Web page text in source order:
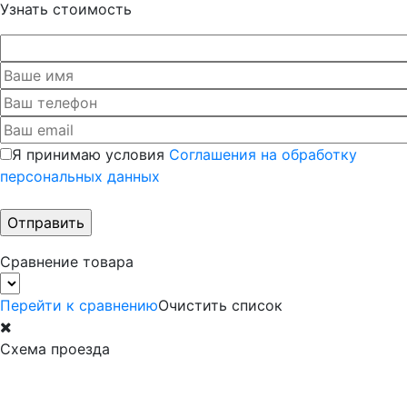
Узнать стоимость
Я принимаю условия Соглашения на обработку
персональных данных
Сравнение товара
Перейти к сравнениюОчистить список
Схема проезда